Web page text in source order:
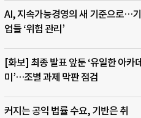
AI, 지속가능경영의 새 기준으로…기
업들 ‘위험 관리’
[화보] 최종 발표 앞둔 ‘유일한 아카데
미’…조별 과제 막판 점검
커지는 공익 법률 수요, 기반은 취